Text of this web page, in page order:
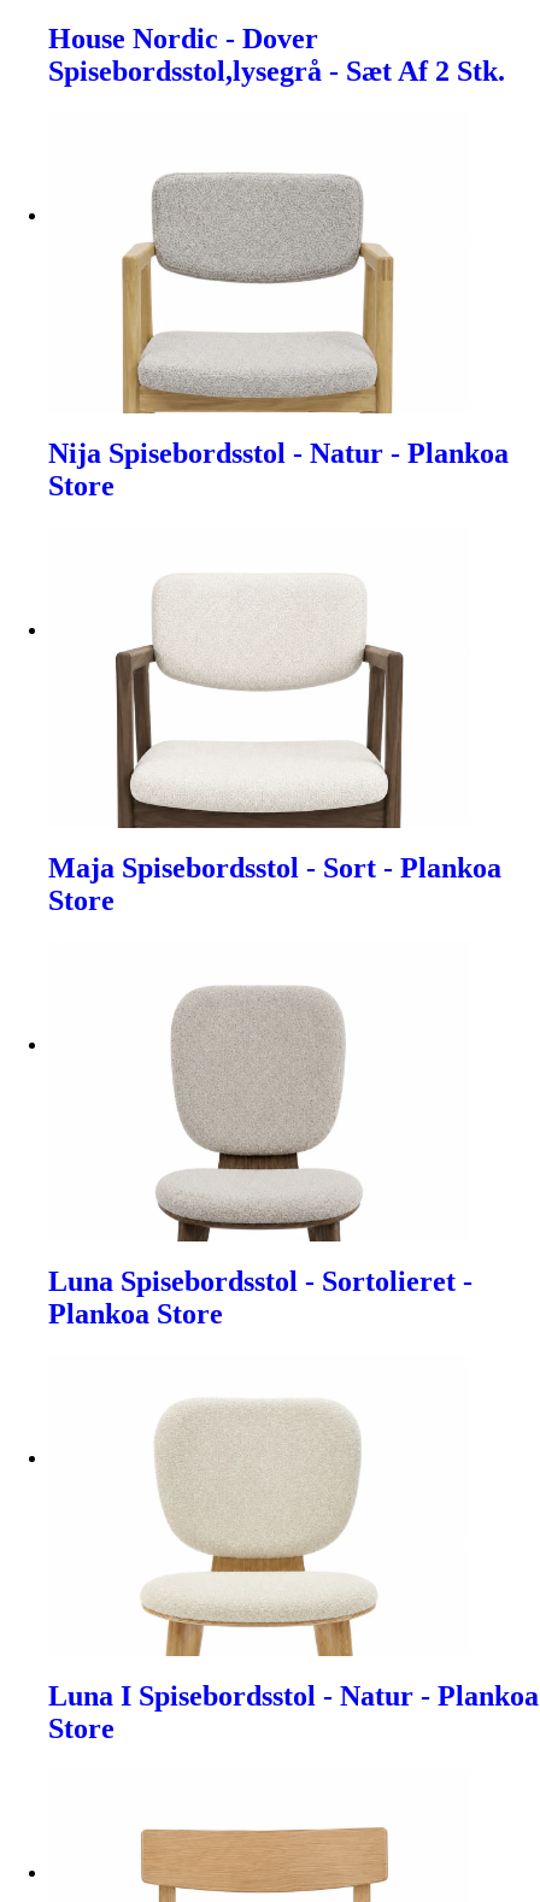
House Nordic - Dover
Spisebordsstol,lysegrå - Sæt Af 2 Stk.
Nija Spisebordsstol - Natur - Plankoa
Store
Maja Spisebordsstol - Sort - Plankoa
Store
Luna Spisebordsstol - Sortolieret -
Plankoa Store
Luna I Spisebordsstol - Natur - Plankoa
Store